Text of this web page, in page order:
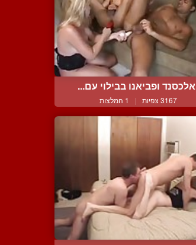
אלכסנד ופביאנו בבילוי עם...
3167 צפיות | 1 המלצות